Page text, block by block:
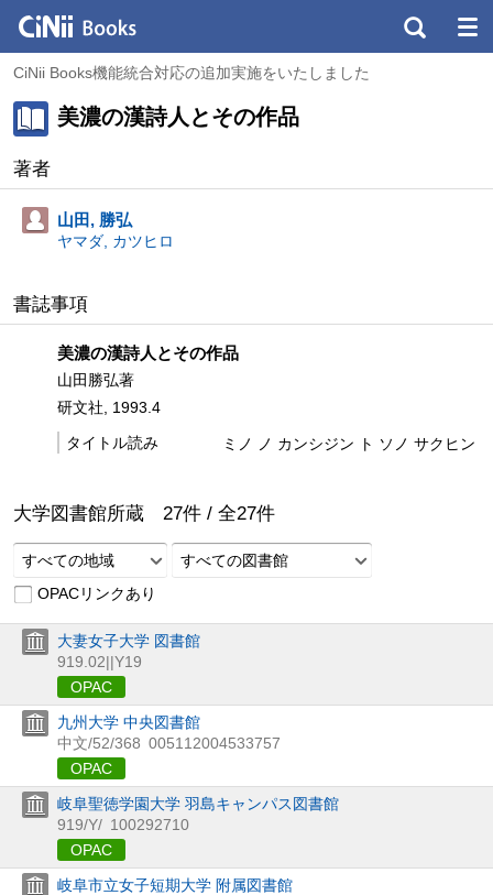
CiNii Books機能統合対応の追加実施をいたしました
美濃の漢詩人とその作品
著者
山田, 勝弘
ヤマダ, カツヒロ
書誌事項
美濃の漢詩人とその作品
山田勝弘著
研文社, 1993.4
タイトル読み
ミノ ノ カンシジン ト ソノ サクヒン
大学図書館所蔵 27件 / 全27件
すべての地域
すべての図書館
OPACリンクあり
大妻女子大学 図書館
919.02||Y19
OPAC
九州大学 中央図書館
中文/52/368 005112004533757
OPAC
岐阜聖徳学園大学 羽島キャンパス図書館
919/Y/ 100292710
OPAC
岐阜市立女子短期大学 附属図書館